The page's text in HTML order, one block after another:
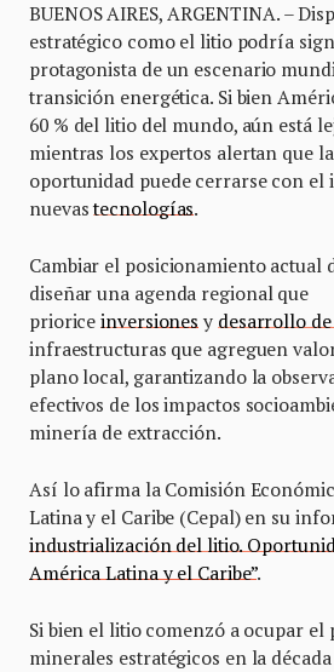
BUENOS AIRES, ARGENTINA. –
estratégico como el litio podría
protagonista de un escenario
transición energética. Si bien
60 % del litio del mundo, aún está
mientras los expertos alertan que
oportunidad puede cerrarse con el
nuevastecnologías.
Cambiar el posicionamiento actual
diseñar una agenda regional que
prioriceinversiones y desarrollo de
infraestructuras que agreguen
plano local, garantizando la
efectivos de los impactos
minería de extracción.
Así lo afirma la Comisión
Latina y el Caribe (Cepal) en su
industrialización del litio.
América Latina y el Caribe”.
Si bien el litio comenzó a ocupar el
minerales estratégicos en la